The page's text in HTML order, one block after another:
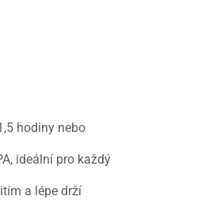
hodiny nebo
ideální pro každý
a lépe drží